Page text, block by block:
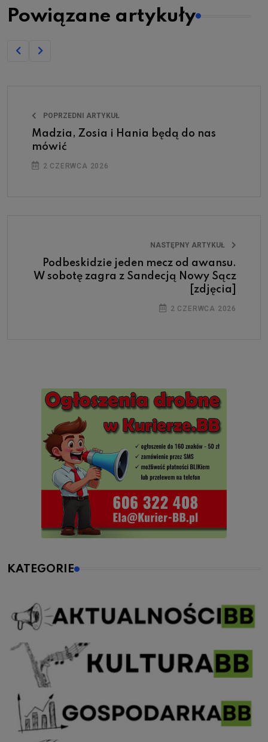
Powiązane artykuły
POPRZEDNI ARTYKUŁ
Madzia, Zosia i Hania będą do nas
mówić
2 CZERWCA 2026
NASTĘPNY ARTYKUŁ
Podbeskidzie jeden mecz od awansu.
W sobotę zagra z Sandecją Nowy Sącz
[zdjęcia]
2 CZERWCA 2026
KATEGORIE